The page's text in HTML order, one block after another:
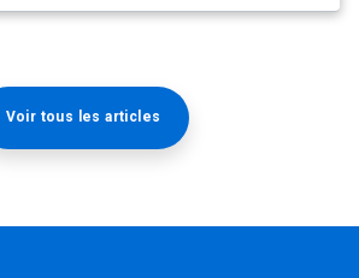
Voir tous les articles